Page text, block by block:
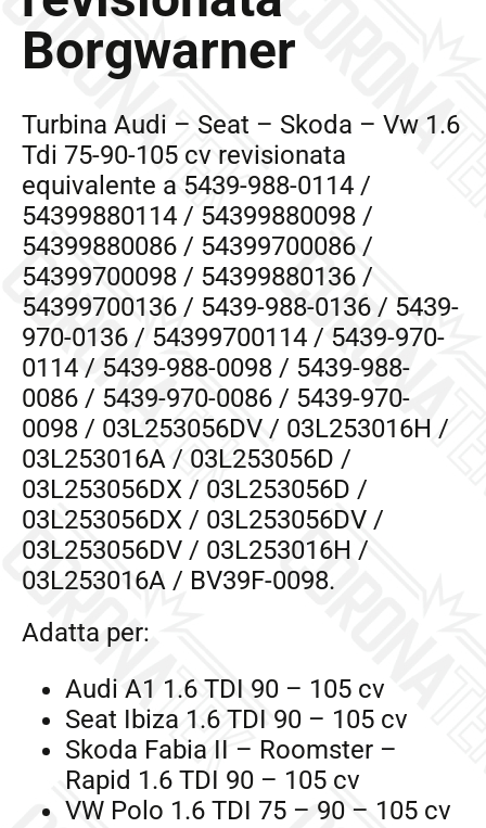
Borgwarner
Turbina Audi – Seat – Skoda – Vw 1.6
Tdi 75-90-105 cv revisionata
equivalente a 5439-988-0114 /
54399880114 / 54399880098 /
54399880086 / 54399700086 /
54399700098 / 54399880136 /
54399700136 / 5439-988-0136 / 5439-
970-0136 / 54399700114 / 5439-970-
0114 / 5439-988-0098 / 5439-988-
0086 / 5439-970-0086 / 5439-970-
0098 / 03L253056DV / 03L253016H /
03L253016A / 03L253056D /
03L253056DX / 03L253056D /
03L253056DX / 03L253056DV /
03L253056DV / 03L253016H /
03L253016A / BV39F-0098.
Adatta per:
Audi A1 1.6 TDI 90 – 105 cv
Seat Ibiza 1.6 TDI 90 – 105 cv
Skoda Fabia II – Roomster –
Rapid 1.6 TDI 90 – 105 cv
VW Polo 1.6 TDI 75 – 90 – 105 cv